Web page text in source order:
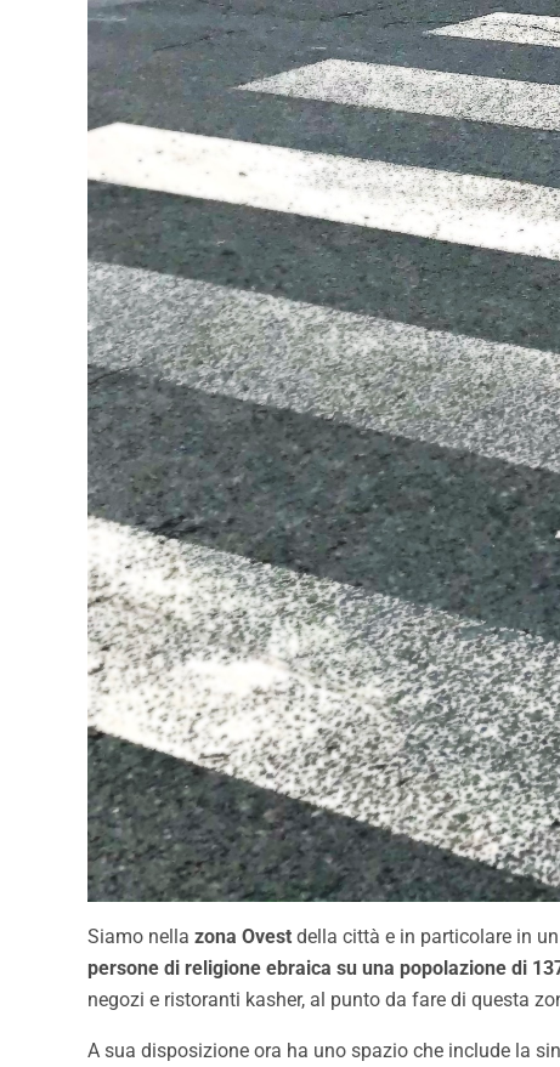
Siamo nella zona Ovest della città e in particolare in
persone di religione ebraica su una popolazione di
negozi e ristoranti kasher, al punto da fare di questa
A sua disposizione ora ha uno spazio che include la